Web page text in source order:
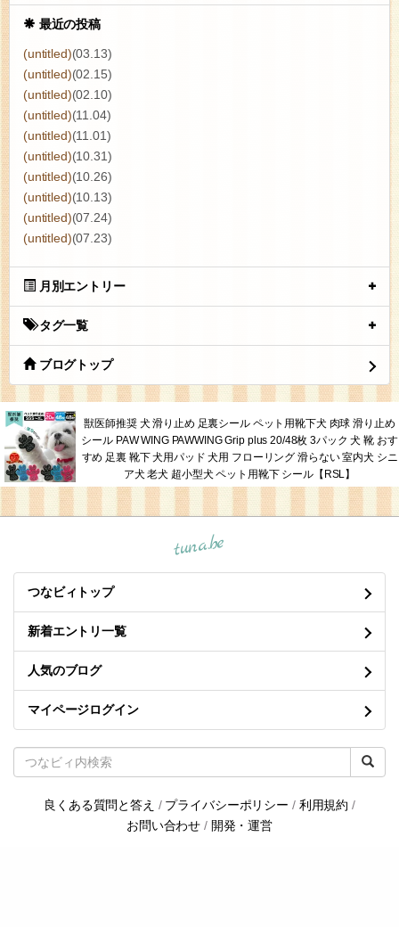
最近の投稿
(untitled)(03.13)
(untitled)(02.15)
(untitled)(02.10)
(untitled)(11.04)
(untitled)(11.01)
(untitled)(10.31)
(untitled)(10.26)
(untitled)(10.13)
(untitled)(07.24)
(untitled)(07.23)
月別エントリー
タグ一覧
ブログトップ
獣医師推奨 犬 滑り止め 足裏シール ペット用靴下犬 肉球 滑り止め
シール PAW WING PAWWING Grip plus 20/48枚 3パック 犬 靴 おす
すめ 足裏 靴下 犬用パッド 犬用 フローリング 滑らない 室内犬 シニ
ア犬 老犬 超小型犬 ペット用靴下 シール【RSL】
tuna.be
つなビィトップ
新着エントリ一覧
人気のブログ
マイページログイン
良くある質問と答え / プライバシーポリシー / 利用規約 /
お問い合わせ / 開発・運営